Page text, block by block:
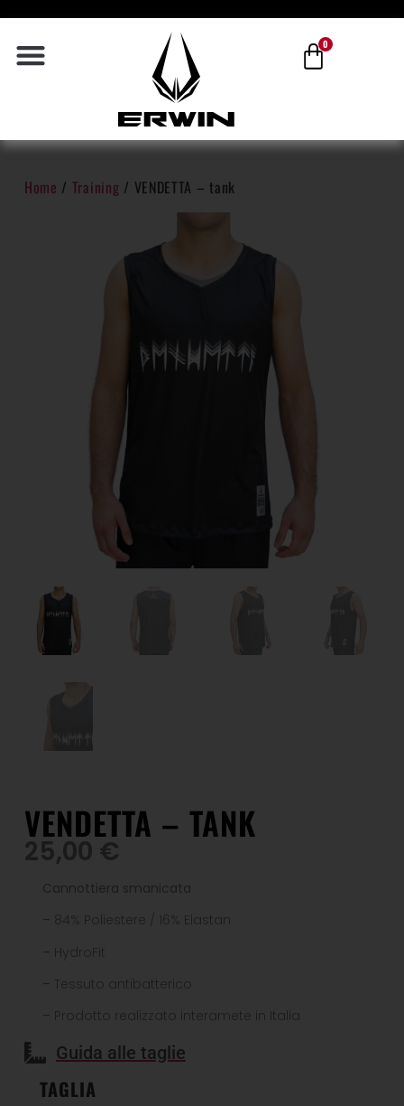
0
Home / Training / VENDETTA – tank
VENDETTA – TANK
25,00 €
Cannottiera smanicata
– 84% Poliestere / 16% Elastan
– HydroFit
– Tessuto antibatterico
– Prodotto realizzato interamete in Italia
Guida alle taglie
TAGLIA